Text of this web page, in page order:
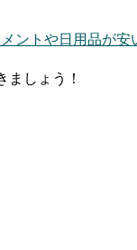
ントや日用品が
ましょう！